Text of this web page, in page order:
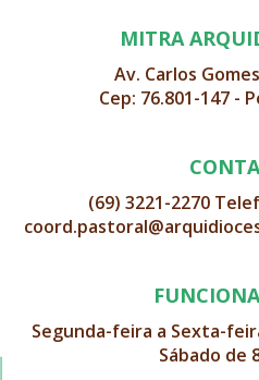
MITRA
Av. Carlos
Cep: 76.801-147 -
(69) 3221-2270
Segunda-feira a Sexta-
Sábado de